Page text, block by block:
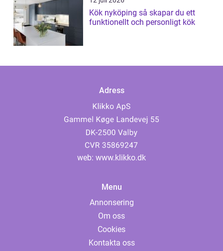
Kök nyköping så skapar du ett
funktionellt och personligt kök
Adress
web: www.klikko.dk
Menu
Annonsering
Om oss
Cookies
Kontakta oss